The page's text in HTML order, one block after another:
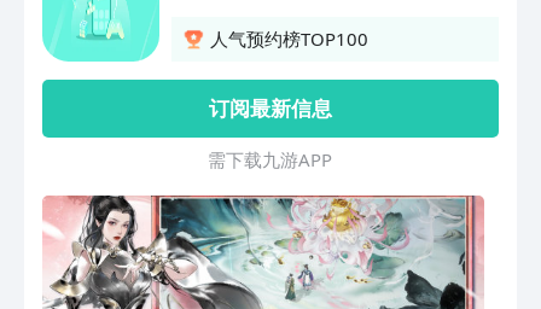
人气预约榜TOP100
订阅最新信息
需 下 载 九 游 A P P